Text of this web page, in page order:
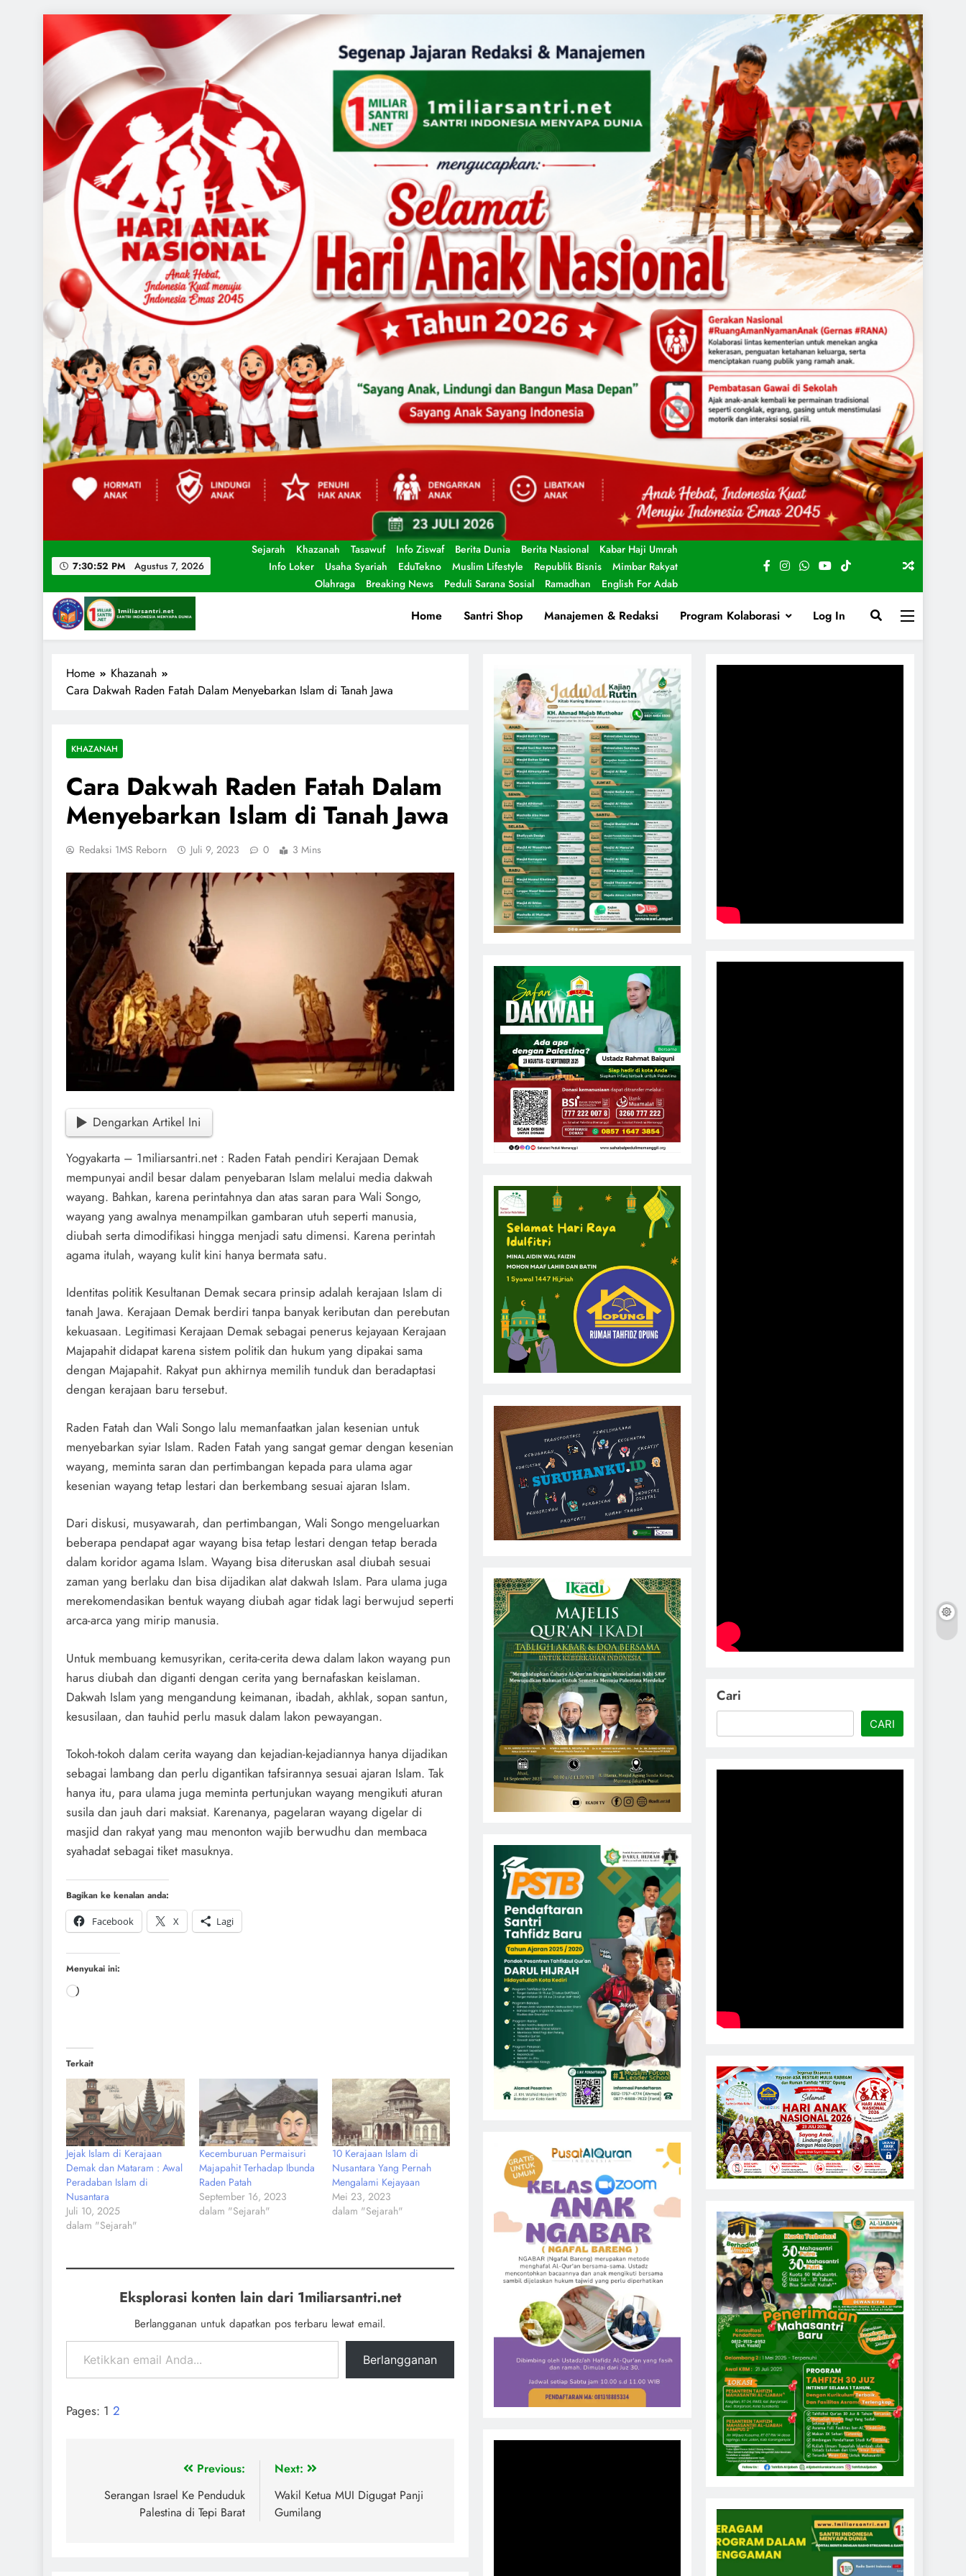
7:30:53 PM Agustus 7, 2026
Sejarah Khazanah Tasawuf Info Ziswaf Berita Dunia Berita Nasional
Kabar Haji Umrah
Info Loker
Usaha Syariah EduTekno Muslim Lifestyle Republik Bisnis
Mimbar Rakyat
Olahraga
Breaking News Peduli Sarana Sosial Ramadhan English For Adab
1miliarsantri.net
Home Santri Shop Manajemen & Redaksi Program Kolaborasi Log In
Home
Khazanah
Cara Dakwah Raden Fatah Dalam Menyebarkan Islam di Tanah Jawa
KHAZANAH
Cara Dakwah Raden Fatah Dalam
Menyebarkan Islam di Tanah Jawa
Redaksi 1MS Reborn Juli 9, 2023 0 3 Mins
Dengarkan Artikel Ini
Yogyakarta – 1miliarsantri.net : Raden Fatah pendiri Kerajaan Demak
mempunyai andil besar dalam penyebaran Islam melalui media dakwah
wayang. Bahkan, karena perintahnya dan atas saran para Wali Songo,
wayang yang awalnya menampilkan gambaran utuh seperti manusia,
diubah serta dimodifikasi hingga menjadi satu dimensi. Karena perintah
agama itulah, wayang kulit kini hanya bermata satu.
Identitas politik Kesultanan Demak secara prinsip adalah kerajaan Islam di
tanah Jawa. Kerajaan Demak berdiri tanpa banyak keributan dan perebutan
kekuasaan. Legitimasi Kerajaan Demak sebagai penerus kejayaan Kerajaan
Majapahit didapat karena sistem politik dan hukum yang dipakai sama
dengan Majapahit. Rakyat pun akhirnya memilih tunduk dan beradaptasi
dengan kerajaan baru tersebut.
Raden Fatah dan Wali Songo lalu memanfaatkan jalan kesenian untuk
menyebarkan syiar Islam. Raden Fatah yang sangat gemar dengan kesenian
wayang, meminta saran dan pertimbangan kepada para ulama agar
kesenian wayang tetap lestari dan berkembang sesuai ajaran Islam.
Dari diskusi, musyawarah, dan pertimbangan, Wali Songo mengeluarkan
beberapa pendapat agar wayang bisa tetap lestari dengan tetap berada
dalam koridor agama Islam. Wayang bisa diteruskan asal diubah sesuai
zaman yang berlaku dan bisa dijadikan alat dakwah Islam. Para ulama juga
merekomendasikan bentuk wayang diubah agar tidak lagi berwujud seperti
arca-arca yang mirip manusia.
Untuk membuang kemusyrikan, cerita-cerita dewa dalam lakon wayang pun
harus diubah dan diganti dengan cerita yang bernafaskan keislaman.
Dakwah Islam yang mengandung keimanan, ibadah, akhlak, sopan santun,
kesusilaan, dan tauhid perlu masuk dalam lakon pewayangan.
Tokoh-tokoh dalam cerita wayang dan kejadian-kejadiannya hanya dijadikan
sebagai lambang dan perlu digantikan tafsirannya sesuai ajaran Islam. Tak
hanya itu, para ulama juga meminta pertunjukan wayang mengikuti aturan
susila dan jauh dari maksiat. Karenanya, pagelaran wayang digelar di
masjid dan rakyat yang mau menonton wajib berwudhu dan membaca
syahadat sebagai tiket masuknya.
Bagikan ke kenalan anda:
Facebook
X Lagi
Menyukai ini:
Terkait
Jejak Islam di Kerajaan
Demak dan Mataram : Awal
Peradaban Islam di
Nusantara
Juli 10, 2025
dalam "Sejarah"
Kecemburuan Permaisuri
Majapahit Terhadap Ibunda
Raden Patah
September 16, 2023
dalam "Sejarah"
10 Kerajaan Islam di
Nusantara Yang Pernah
Mengalami Kejayaan
Mei 23, 2023
dalam "Sejarah"
Eksplorasi konten lain dari 1miliarsantri.net
Berlangganan untuk dapatkan pos terbaru lewat email.
Berlangganan
Pages: 1 2
Previous:
Serangan Israel Ke Penduduk
Palestina di Tepi Barat
Next:
Wakil Ketua MUI Digugat Panji
Gumilang
Cari
CARI